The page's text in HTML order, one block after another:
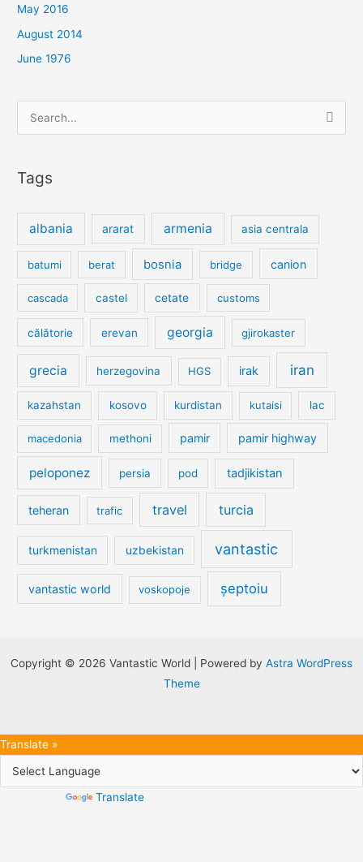
May 2016
August 2014
June 1976
Search
for:
Tags
albania ararat armenia asia centrala
batumi berat bosnia bridge canion
cascada castel cetate customs
călătorie erevan georgia gjirokaster
grecia herzegovina HGS irak iran
kazahstan kosovo kurdistan kutaisi lac
macedonia methoni pamir pamir highway
peloponez persia pod tadjikistan
teheran trafic travel turcia
turkmenistan uzbekistan vantastic
vantastic world voskopoje șeptoiu
Copyright © 2026 Vantastic World | Powered by Astra WordPress
Theme
Translate »
Translate